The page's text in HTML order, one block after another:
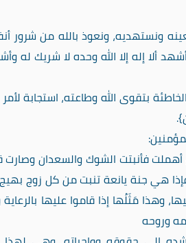
ونستهديه، ونعوذ بالله من شرور
ألا إله إلا الله وحده لا شريك له
بتقوى الله وطاعته، استجابة لأمر
أهملت فأنبتت الشوك والسعدان وصارت
هي جنة يانعة تنبت من كل زوج
وهذا مَثَلُها إذا قاموا عليها
وروحه